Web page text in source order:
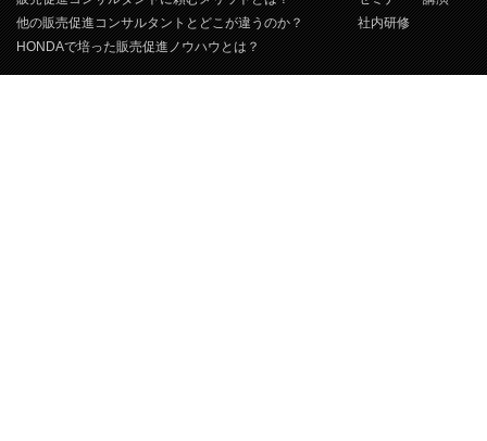
他の販売促進コンサルタントとどこが違うのか？
HONDAで培った販売促進ノウハウとは？
社内研修